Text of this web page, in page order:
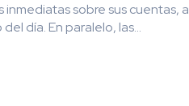
sobre sus cuentas, a
día. En paralelo, las...